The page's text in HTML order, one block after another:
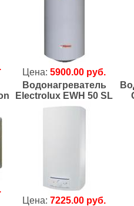
Цена:5900.00 руб.
Водонагреватель
Electrolux EWH 50 SL
Цена:7225.00 руб.